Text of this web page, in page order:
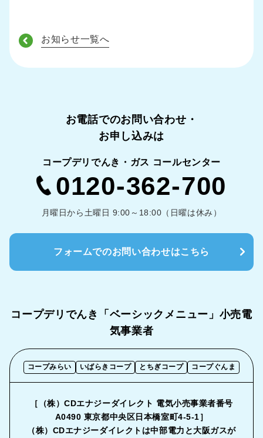
お知らせ一覧へ
お電話でのお問い合わせ・
お申し込みは
コープデリでんき・ガス コールセンター
0120-362-700
月曜日から土曜日 9:00～18:00（日曜は休み）
フォームでのお問い合わせはこちら
コープデリでんき「ベーシックメニュー」 小売電
気事業者
コープみらい いばらきコープ とちぎコープ コープぐんま
［（株）CDエナジーダイレクト 電気小売事業者番号
A0490 東京都中央区日本橋室町4-5-1］
（株）CDエナジーダイレクトは中部電力と大阪ガスが